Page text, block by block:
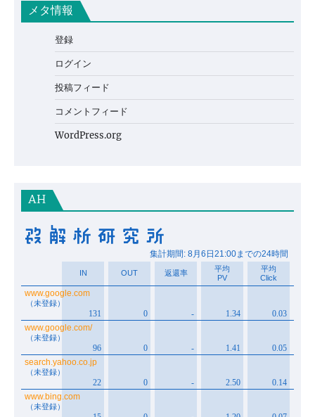
メタ情報
登録
ログイン
投稿フィード
コメントフィード
WordPress.org
AH